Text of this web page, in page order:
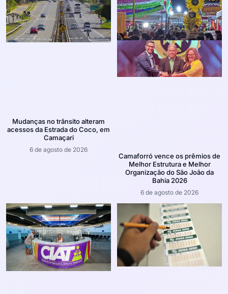
Mudanças no trânsito alteram
acessos da Estrada do Coco, em
Camaçari
6 de agosto de 2026
Camaforró vence os prêmios de
Melhor Estrutura e Melhor
Organização do São João da
Bahia 2026
6 de agosto de 2026